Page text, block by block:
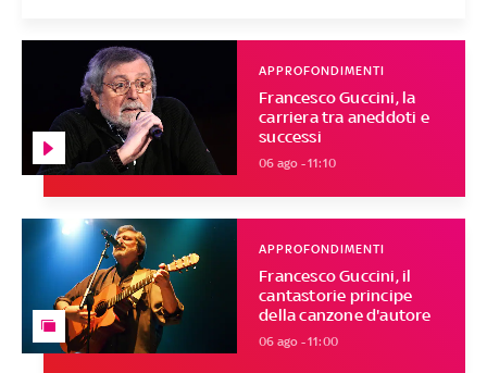
Francesco Guccini, la
carriera tra aneddoti e
successi
APPROFONDIMENTI
06 ago - 11:10
Francesco Guccini, il
cantastorie principe
della canzone d'autore
APPROFONDIMENTI
06 ago - 11:00